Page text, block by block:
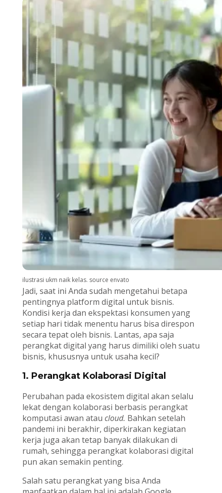
ilustrasi ukm naik kelas. source envato
Jadi, saat ini Anda sudah mengetahui betapa
pentingnya platform digital untuk bisnis.
Kondisi kerja dan ekspektasi konsumen yang
setiap hari tidak menentu harus bisa direspon
secara tepat oleh bisnis. Lantas, apa saja
perangkat digital yang harus dimiliki oleh suatu
bisnis, khususnya untuk usaha kecil?
1. Perangkat Kolaborasi Digital
Perubahan pada ekosistem digital akan selalu
lekat dengan kolaborasi berbasis perangkat
komputasi awan atau cloud. Bahkan setelah
pandemi ini berakhir, diperkirakan kegiatan
kerja juga akan tetap banyak dilakukan di
rumah, sehingga perangkat kolaborasi digital
pun akan semakin penting.
Salah satu perangkat yang bisa Anda